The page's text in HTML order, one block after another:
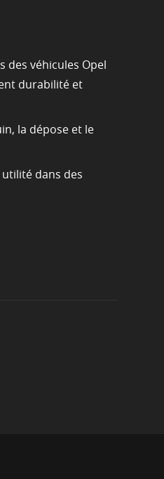
des véhicules Opel
durabilité et
la dépose et le
utilité dans des